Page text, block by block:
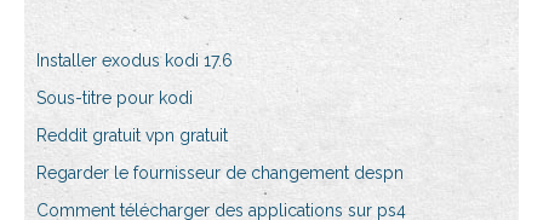
Installer exodus kodi 17.6
Sous-titre pour kodi
Reddit gratuit vpn gratuit
Regarder le fournisseur de changement despn
Comment télécharger des applications sur ps4